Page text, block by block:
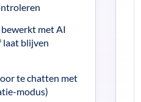
met AI
laat blijven
te chatten met
modus)